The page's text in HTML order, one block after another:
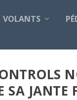
VOLANTS
SA JANTE